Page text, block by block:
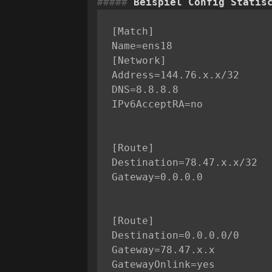
[Match]
[Network]
Address=144.76.x.x/32
DNS=8.8.8.8
IPv6AcceptRA=no
[Route]
Destination=78.47.x.x/32
Gateway=0.0.0.0
[Route]
Destination=0.0.0.0/0
Gateway=78.47.x.x